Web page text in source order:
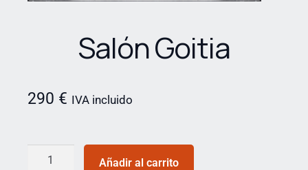
Salón Goitia
290 € IVA incluido
Añadir al carrito